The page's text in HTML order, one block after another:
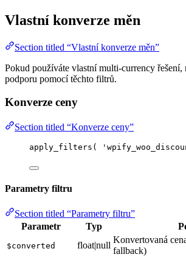
Vlastní konverze měn
Section titled “Vlastní konverze měn”
Pokud používáte vlastní multi-currency řešení,
podporu pomocí těchto filtrů.
Konverze ceny
Section titled “Konverze ceny”
apply_filters ( '
Parametry filtru
Section titled “Parametry filtru”
Parametr
Typ
$converted float|null
Konvertovaná
fallback)